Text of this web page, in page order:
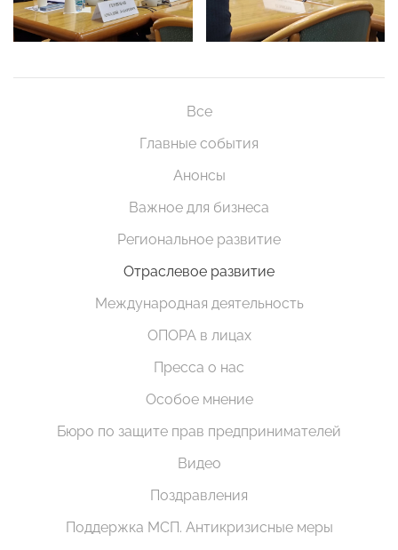
Все
Главные события
Анонсы
Важное для бизнеса
Региональное развитие
Отраслевое развитие
Международная деятельность
ОПОРА в лицах
Пресса о нас
Особое мнение
Бюро по защите прав предпринимателей
Видео
Поздравления
Поддержка МСП. Антикризисные меры